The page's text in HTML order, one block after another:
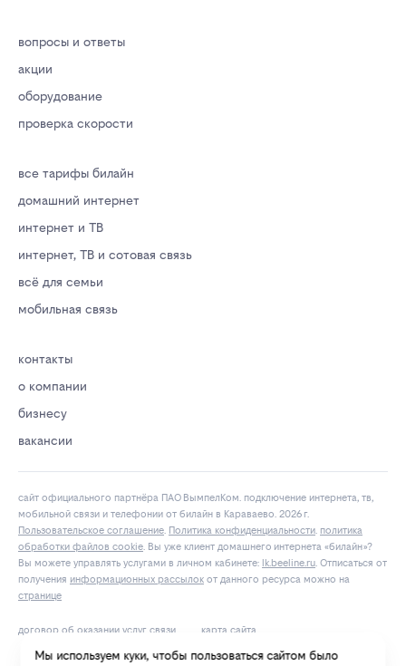
вопросы и ответы
акции
оборудование
проверка скорости
все тарифы билайн
домашний интернет
интернет и ТВ
интернет, ТВ и сотовая связь
всё для семьи
мобильная связь
контакты
о компании
бизнесу
вакансии
сайт официального партнёра ПАО ВымпелКом. подключение интернета, тв,
мобильной связи и телефонии от билайн в Караваево. 2026 г.
Пользовательское соглашение. Политика конфиденциальности. политика
обработки файлов cookie. Вы уже клиент домашнего интернета «билайн»?
Вы можете управлять услугами в личнoм кaбинeтe: lk.bееlinе.ru. Отписаться от
получения информационных рассылок от данного ресурса можно на
странице
договор об оказании услуг связи карта сайта
Мы используем куки, чтобы пользоваться сайтом было